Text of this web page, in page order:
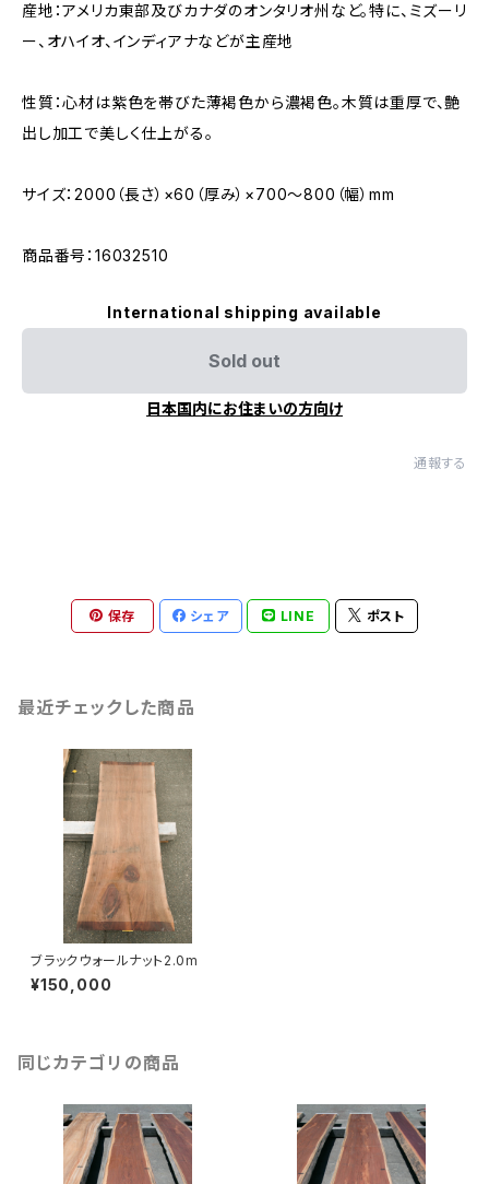
産地：アメリカ東部及びカナダのオンタリオ州など。特に、ミズーリ
ー、オハイオ、インディアナなどが主産地
性質：心材は紫色を帯びた薄褐色から濃褐色。木質は重厚で、艶
出し加工で美しく仕上がる。
サイズ：2000（長さ）×60（厚み）×700〜800（幅）mm
商品番号：16032510
International shipping available
Sold out
日本国内にお住まいの方向け
通報する
保存 シェア LINE ポスト
最近チェックした商品
ブラックウォールナット2.0m
¥150,000
同じカテゴリの商品